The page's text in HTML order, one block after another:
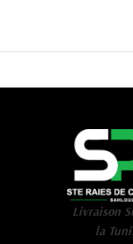
Livraison
la